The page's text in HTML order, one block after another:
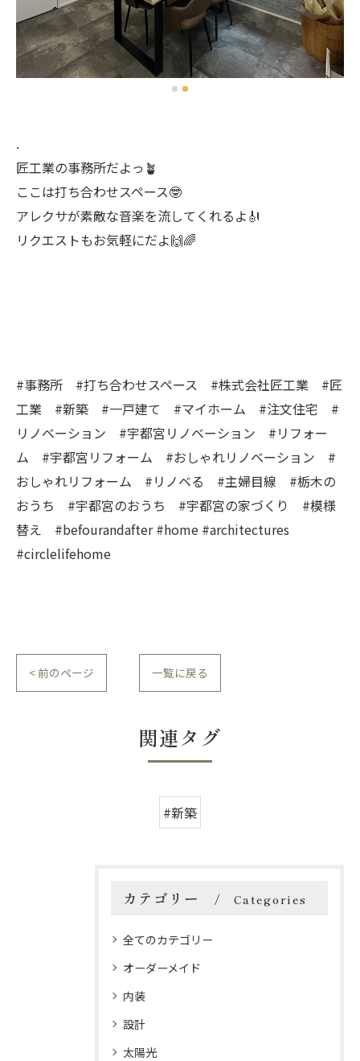
.
匠工業の事務所だよっ🪴
ここは打ち合わせスペース🤓
アレクサが素敵な音楽を流してくれるよ🎻
リクエストもお気軽にだよ🙌🌈
#事務所 #打ち合わせスペース #株式会社匠工業 #匠
工業 #新築 #一戸建て #マイホーム #注文住宅 #
リノベーション #宇都宮リノベーション #リフォー
ム #宇都宮リフォーム #おしゃれリノベーション #
おしゃれリフォーム #リノベる #主婦目線 #栃木の
おうち #宇都宮のおうち #宇都宮の家づくり #模様
替え #befourandafter #home #architectures
#circlelifehome
< 前のページ 一覧に戻る
関連タグ
#新築
カテゴリー Categories
全てのカテゴリー
オーダーメイド
内装
設計
太陽光